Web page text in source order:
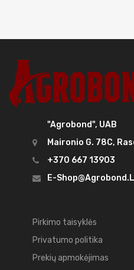
"Agrobond", UAB
Maironio G. 78C,
+370 667 13903
E-
Pirkimo taisyklės
Privatumo politika
Prekių apmokėjimas